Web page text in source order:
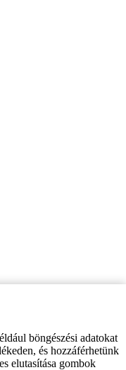
böngészési adatokat
és hozzáférhetünk
elutasítása gombok